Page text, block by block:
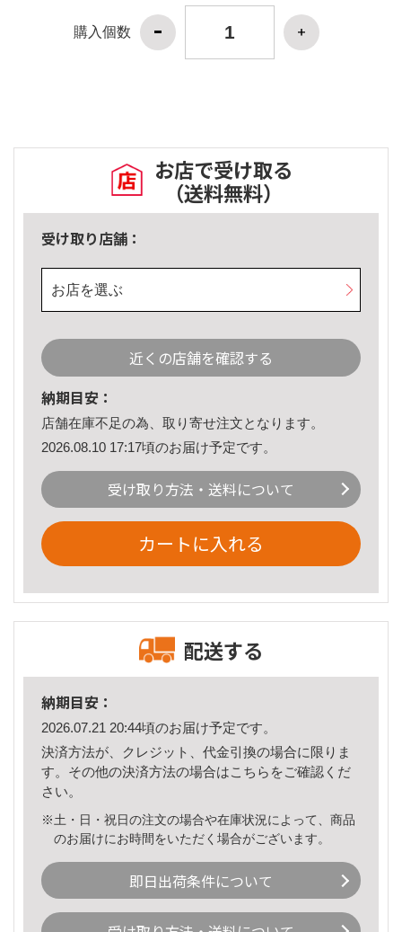
購入個数
お店で受け取る
（送料無料）
受け取り店舗：
お店を選ぶ
近くの店舗を確認する
納期目安：
店舗在庫不足の為、取り寄せ注文となります。
2026.08.10 17:17頃のお届け予定です。
受け取り方法・送料について
カートに入れる
配送する
納期目安：
2026.07.21 20:44頃のお届け予定です。
決済方法が、クレジット、代金引換の場合に限りま
す。その他の決済方法の場合はこちら をご確認くだ
さい。
※土・日・祝日の注文の場合や在庫状況によって、商品
のお届けにお時間をいただく場合がございます。
即日出荷条件について